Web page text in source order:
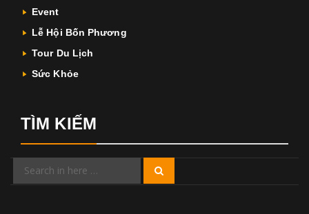
Event
Lễ Hội Bốn Phương
Tour Du Lịch
Sức Khỏe
TÌM KIẾM
Search